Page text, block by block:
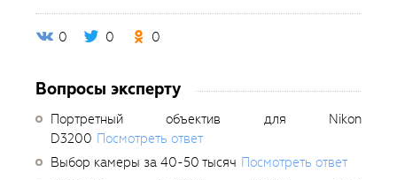
0 0 0
Вопросы эксперту
Портретный объектив для Nikon
D3200 Посмотреть ответ
Выбор камеры за 40-50 тысяч Посмотреть ответ